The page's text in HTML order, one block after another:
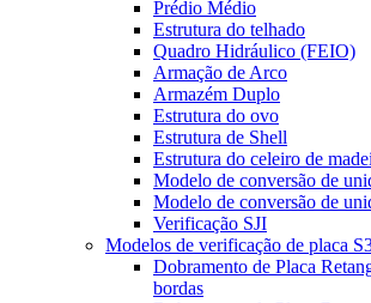
Prédio Médio
Estrutura do telhado
Quadro Hidráulico (FEIO)
Armação de Arco
Armazém Duplo
Estrutura do ovo
Estrutura de Shell
Estrutura do celeiro de
Modelo de conversão de
Modelo de conversão de
Verificação SJI
Modelos de verificação de placa
Dobramento de Placa
bordas